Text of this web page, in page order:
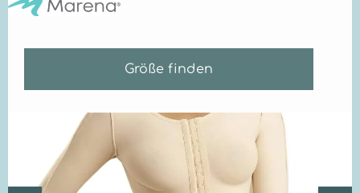
Größe finden
Bildergalerie überspringen